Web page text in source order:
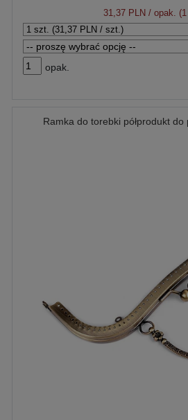
31,37 PLN / opak.
opak.
Ramka do torebki półprodukt